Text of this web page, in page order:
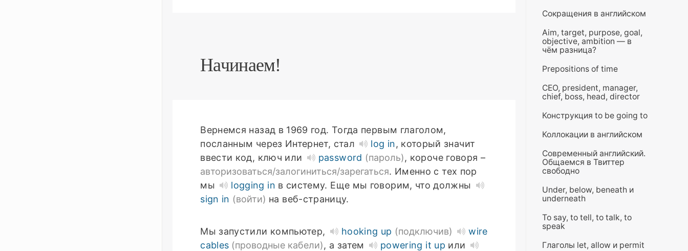
Начинаем!
Вернемся назад в 1969 год. Тогда первым глаголом,
посланным через Интернет, стал
log in, который значит
ввести код, ключ или
password (пароль), короче говоря –
авторизоваться/залогиниться/зарегаться. Именно с тех пор
мы
logging in в систему. Еще мы говорим, что должны
sign in (войти) на веб-страницу.
Мы запустили компьютер, hooking up (подключив)
wire
cables (проводные кабели), а затем powering it up или
Сокращения в английском
Aim, target, purpose, goal,
objective, ambition — в
чём разница?
Prepositions of time
CEO, president, manager,
chief, boss, head, director
Конструкция to be going to
Коллокации в английском
Современный английский.
Общаемся в Твиттер
свободно
Under, below, beneath и
underneath
To say, to tell, to talk, to
speak
Глаголы let, allow и permit